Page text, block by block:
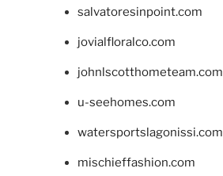
salvatoresinpoint.com
jovialfloralco.com
johnlscotthometeam.com
u-seehomes.com
watersportslagonissi.com
mischieffashion.com